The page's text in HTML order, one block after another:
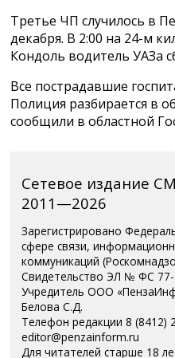
Третье ЧП случилось в
декабря. В 2:00 на 24-м
Кондоль водитель УАЗа
Все пострадавшие
Полиция разбирается в
сообщили в областной
Сетевое издание
2011—2026
Зарегистрировано
сфере связи,
коммуникаций
Свидетельство ЭЛ № ФС 77-
Учредитель ООО
Белова С.Д.
Телефон редакции 8 (8412)
editor@penzainform.ru
Для читателей старше 18